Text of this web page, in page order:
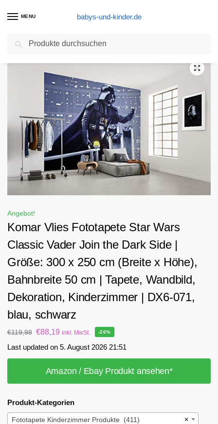
MENU babys-und-kinder.de
Start Fototapete Kinderzimmer Produkte
Angebot!
Komar Vlies Fototapete Star Wars
Classic Vader Join the Dark Side |
Größe: 300 x 250 cm (Breite x Höhe),
Bahnbreite 50 cm | Tapete, Wandbild,
Dekoration, Kinderzimmer | DX6-071,
blau, schwarz
€119,98 €88,19 inkl. MwSt. -26%
Last updated on 5. August 2026 21:51
Amazon / Ebay Produkt ansehen*
Produkt-Kategorien
×
Fototapete Kinderzimmer Produkte (411)